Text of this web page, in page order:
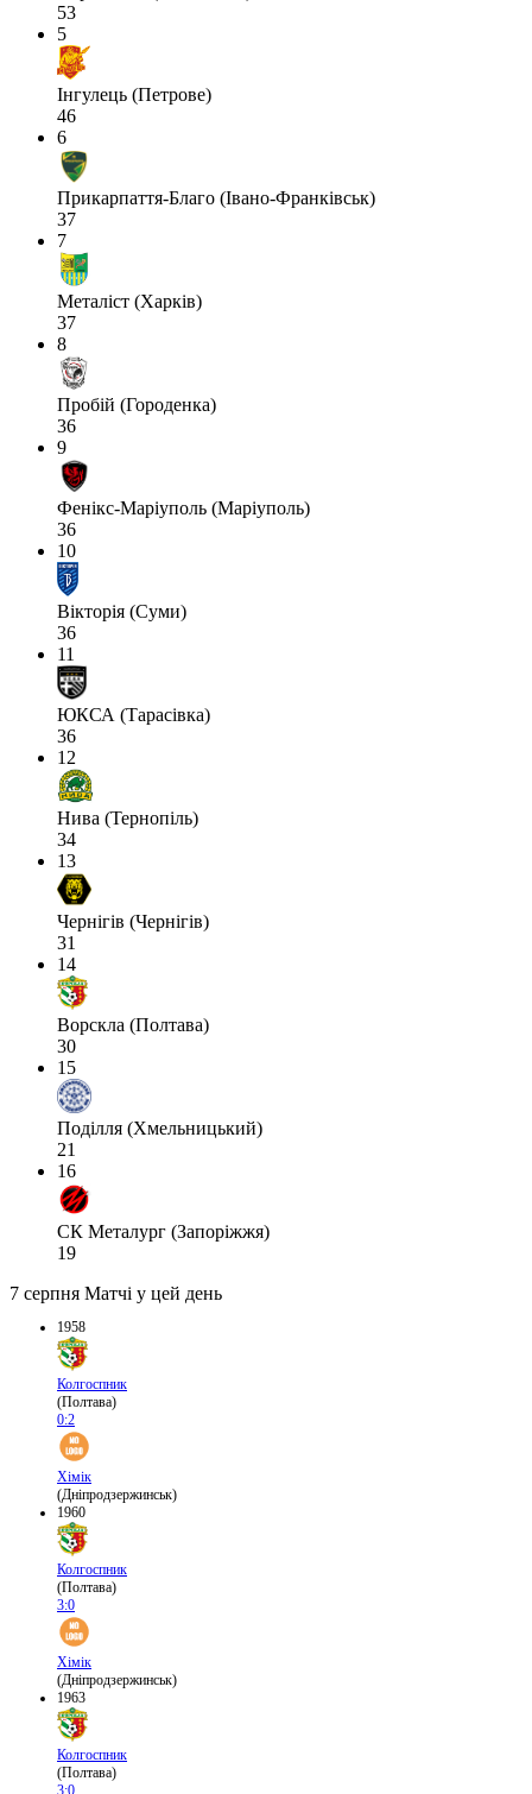
53
5
Інгулець (Петрове)
46
6
Прикарпаття-Благо (Івано-Франківськ)
37
7
Металіст (Харків)
37
8
Пробій (Городенка)
36
9
Фенікс-Маріуполь (Маріуполь)
36
10
Вікторія (Суми)
36
11
ЮКСА (Тарасівка)
36
12
Нива (Тернопіль)
34
13
Чернігів (Чернігів)
31
14
Ворскла (Полтава)
30
15
Поділля (Хмельницький)
21
16
СК Металург (Запоріжжя)
19
7 серпня Матчі у цей день
1958
Колгоспник
(Полтава)
0:2
Хімік
(Дніпродзержинськ)
1960
Колгоспник
(Полтава)
3:0
Хімік
(Дніпродзержинськ)
1963
Колгоспник
(Полтава)
3:0